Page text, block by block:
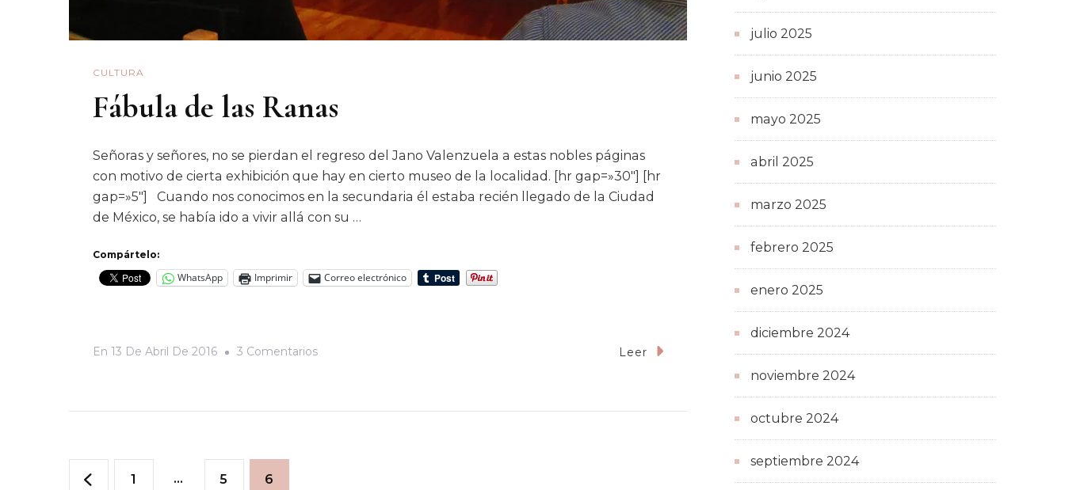
CULTURA
Fábula de las Ranas
Señoras y señores, no se pierdan el regreso del Jano Valenzuela a estas nobles páginas
con motivo de cierta exhibición que hay en cierto museo de la localidad. [hr gap=»30″] [hr
gap=»5″] Cuando nos conocimos en la secundaria él estaba recién llegado de la Ciudad
de México, se había ido a vivir allá con su …
Compártelo:
WhatsApp Imprimir Correo electrónico
En 13 De Abril De 2016 3 ComentariosEn
Leer
Paginación
Página
1 … Página
5 Página
6
julio 2025
junio 2025
mayo 2025
abril 2025
marzo 2025
febrero 2025
enero 2025
diciembre 2024
noviembre 2024
octubre 2024
septiembre 2024